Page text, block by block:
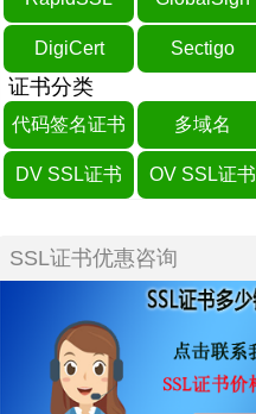
DigiCert Sectigo
证书分类
代码签名证书 多域名
DV SSL证书 OV SSL证书
SSL证书优惠咨询